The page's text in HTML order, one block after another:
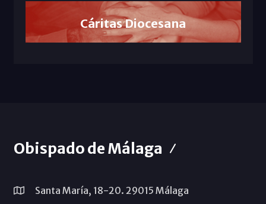
Cáritas Diocesana
Obispado de Málaga
Santa María, 18-20. 29015 Málaga